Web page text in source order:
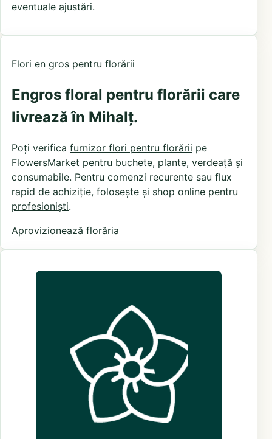
eventuale ajustări.
Flori en gros pentru florării
Engros floral pentru florării care
livrează în Mihalț.
Poți verifica furnizor flori pentru florării pe
FlowersMarket pentru buchete, plante, verdeață și
consumabile. Pentru comenzi recurente sau flux
rapid de achiziție, folosește și shop online pentru
profesioniști.
Aprovizionează florăria